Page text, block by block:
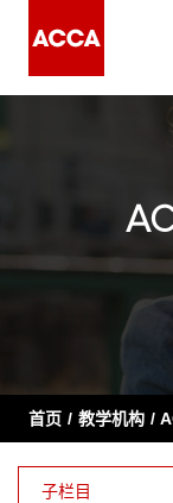
首页 教学机构
子栏目